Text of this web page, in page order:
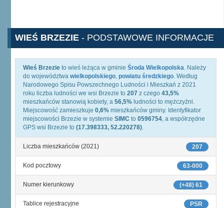
WIEŚ BRZEZIE - PODSTAWOWE INFORMACJE
Wieś Brzezie to wieś leżąca w gminie Środa Wielkopolska. Należy
do województwa wielkopolskiego, powiatu średzkiego. Według
Narodowego Spisu Powszechnego Ludności i Mieszkań z 2021
roku liczba ludności we wsi Brzezie to 207 z czego 43,5%
mieszkańców stanowią kobiety, a 56,5% ludności to mężczyźni.
Miejscowość zamieszkuje 0,6% mieszkańców gminy. Identyfikator
miejscowości Brzezie w systemie SIMC to 0596754, a współrzędne
GPS wsi Brzezie to (17.398333, 52.220278).
207
Liczba mieszkańców (2021)
63-000
Kod pocztowy
(+48) 61
Numer kierunkowy
PSR
Tablice rejestracyjne